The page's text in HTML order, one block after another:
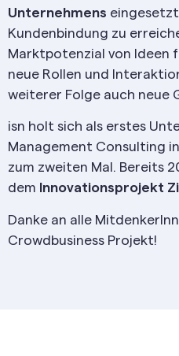
Unternehmens
Kundenbindung zu
Marktpotenzial von Ideen
neue Rollen und
weiterer Folge auch neue
isn holt sich als erstes
Management Consulting
zum zweiten Mal. Bereits
dem Innovationsprojekt
Danke an alle
Crowdbusiness Projekt!